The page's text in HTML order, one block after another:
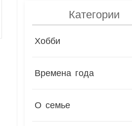
Категории
Хобби
Времена года
О семье